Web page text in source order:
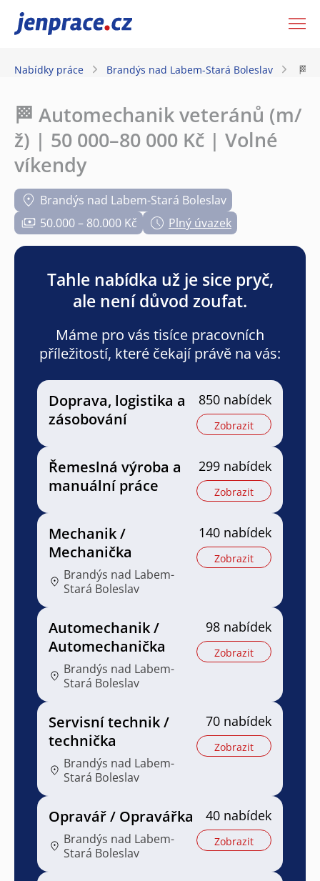
JenPráce.cz
Nabídky práce Brandýs nad Labem-Stará Boleslav 🏁
🏁 Automechanik veteránů (m/
ž) | 50 000–80 000 Kč | Volné
víkendy
Brandýs nad Labem-Stará Boleslav
50.000 – 80.000 Kč
Plný úvazek
Tahle nabídka už je sice pryč,
ale není důvod zoufat.
Máme pro vás tisíce pracovních
příležitostí, které čekají právě na vás:
Doprava, logistika a
zásobování
850 nabídek
Zobrazit
Řemeslná výroba a
manuální práce
299 nabídek
Zobrazit
Mechanik /
Mechanička
Brandýs nad Labem-
Stará Boleslav
140 nabídek
Zobrazit
Automechanik /
Automechanička
Brandýs nad Labem-
Stará Boleslav
98 nabídek
Zobrazit
Servisní technik /
technička
Brandýs nad Labem-
Stará Boleslav
70 nabídek
Zobrazit
Opravář / Opravářka
Brandýs nad Labem-
Stará Boleslav
40 nabídek
Zobrazit